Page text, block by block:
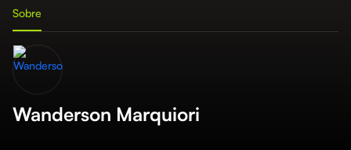
Sobre
Wanderson Marquiori